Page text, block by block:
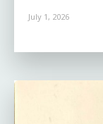
July 1, 2026